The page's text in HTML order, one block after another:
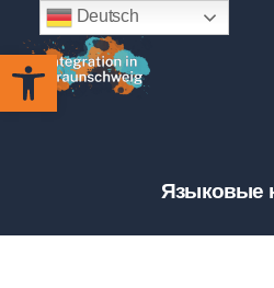
Открыть панель инструментов
Integration
Языковые
Deutsch